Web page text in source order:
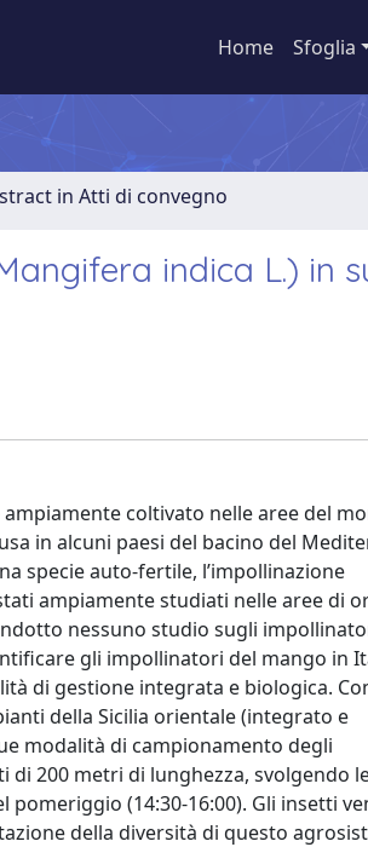
Home Sfoglia
in Atti di convegno
indica L.) in
coltivato nelle aree del
in alcuni paesi del bacino del
specie auto-fertile, l’impollinazione
ampiamente studiati nelle aree di
nessuno studio sugli
gli impollinatori del mango in
di gestione integrata e biologica.
della Sicilia orientale (integrato e
modalità di campionamento degli
200 metri di lunghezza, svolgendo
(14:30-16:00). Gli insetti
della diversità di questo